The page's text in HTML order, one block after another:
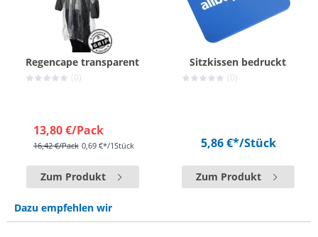
Regencape transparent
(0)
13,80 €/Pack
16,42 €/Pack 0,69 €*/1Stück
Zum Produkt
Sitzkissen bedruckt
(0)
5,86 €*/Stück
Zum Produkt
Dazu empfehlen wir